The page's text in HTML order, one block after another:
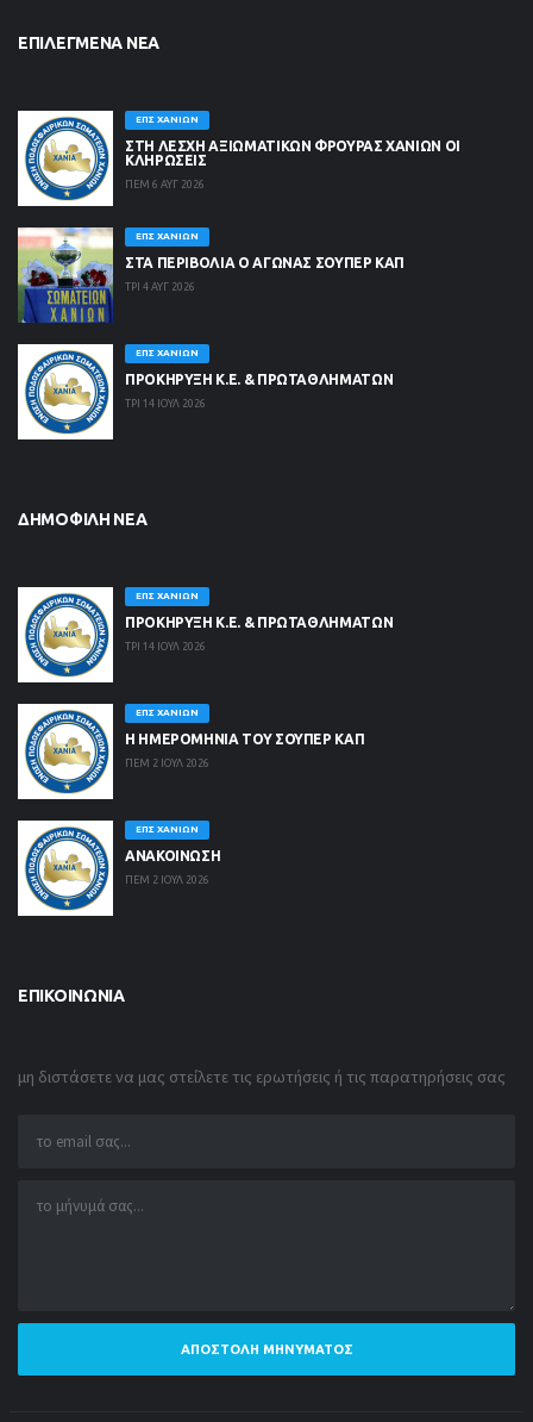
ΕΠΙΛΕΓΜΈΝΑ ΝΈΑ
ΕΠΣ ΧΑΝΊΩΝ
ΣΤΗ ΛΈΣΧΗ ΑΞΙΩΜΑΤΙΚΏΝ ΦΡΟΥΡΆΣ ΧΑΝΊΩΝ ΟΙ
ΚΛΗΡΏΣΕΙΣ
ΠΕΜ 6 ΑΥΓ 2026
ΕΠΣ ΧΑΝΊΩΝ
ΣΤΑ ΠΕΡΙΒΟΛΙΑ Ο ΑΓΩΝΑΣ ΣΟΥΠΕΡ ΚΑΠ
ΤΡΙ 4 ΑΥΓ 2026
ΕΠΣ ΧΑΝΊΩΝ
ΠΡΟΚΗΡΥΞΗ Κ.Ε. & ΠΡΩΤΑΘΛΗΜΑΤΩΝ
ΤΡΙ 14 ΙΟΥΛ 2026
ΔΗΜΟΦΙΛΉ ΝΈΑ
ΕΠΣ ΧΑΝΊΩΝ
ΠΡΟΚΗΡΥΞΗ Κ.Ε. & ΠΡΩΤΑΘΛΗΜΑΤΩΝ
ΤΡΙ 14 ΙΟΥΛ 2026
ΕΠΣ ΧΑΝΊΩΝ
Η ΗΜΕΡΟΜΗΝΙΑ ΤΟΥ ΣΟΥΠΕΡ ΚΑΠ
ΠΕΜ 2 ΙΟΥΛ 2026
ΕΠΣ ΧΑΝΊΩΝ
ΑΝΑΚΟΙΝΩΣΗ
ΠΕΜ 2 ΙΟΥΛ 2026
ΕΠΙΚΟΙΝΩΝΊΑ
μη διστάσετε να μας στείλετε τις ερωτήσεις ή τις παρατηρήσεις σας
ΑΠΟΣΤΟΛΉ ΜΗΝΎΜΑΤΟΣ